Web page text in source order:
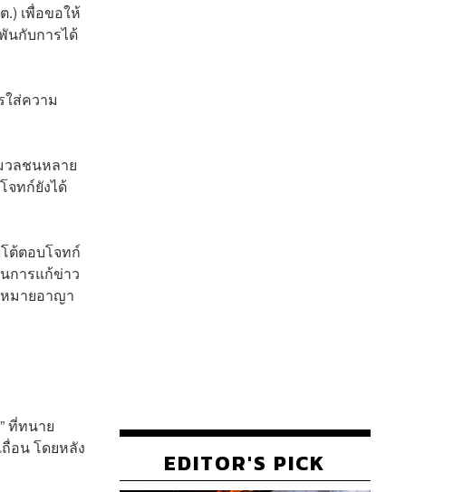
.) เพื่อขอให้
นกับการได้
ส่ความ
วลชนหลาย
จทก์ยังได้
ต้ตอบโจทก์
การแก้ข่าว
มายอาญา
ที่ทนาย
อน โดยหลัง
EDITOR'S PICK